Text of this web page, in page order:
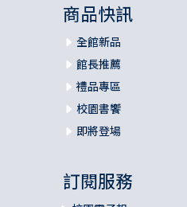
商品快訊
全館新品
館長推薦
禮品專區
校園書饗
即將登場
訂閱服務